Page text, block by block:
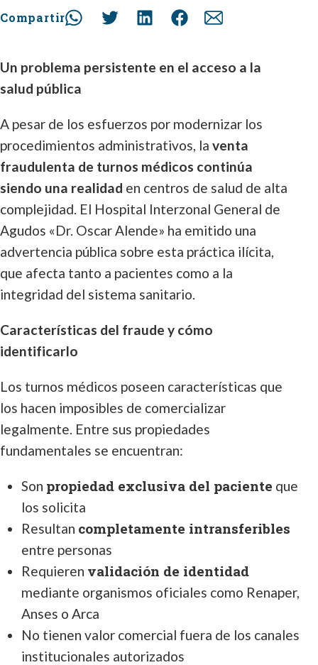
Compartir
Un problema persistente en el acceso a la
salud pública
A pesar de los esfuerzos por modernizar los
procedimientos administrativos, la venta
fraudulenta de turnos médicos continúa
siendo una realidad en centros de salud de alta
complejidad. El Hospital Interzonal General de
Agudos «Dr. Oscar Alende» ha emitido una
advertencia pública sobre esta práctica ilícita,
que afecta tanto a pacientes como a la
integridad del sistema sanitario.
Características del fraude y cómo
identificarlo
Los turnos médicos poseen características que
los hacen imposibles de comercializar
legalmente. Entre sus propiedades
fundamentales se encuentran:
Son propiedad exclusiva del paciente que
los solicita
Resultan completamente intransferibles
entre personas
Requieren validación de identidad
mediante organismos oficiales como Renaper,
Anses o Arca
No tienen valor comercial fuera de los canales
institucionales autorizados